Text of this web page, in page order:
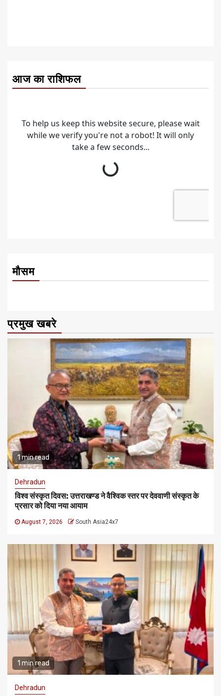
आज का राशिफल
मौसम
प्रमुख खबरे
1 min read
Dehradun
विश्व संस्कृत दिवस: उत्तराखण्ड ने वैश्विक स्तर पर देववाणी संस्कृत के
प्रसार को दिया नया आयाम
August 7, 2026 South Asia24x7
1 min read
Dehradun